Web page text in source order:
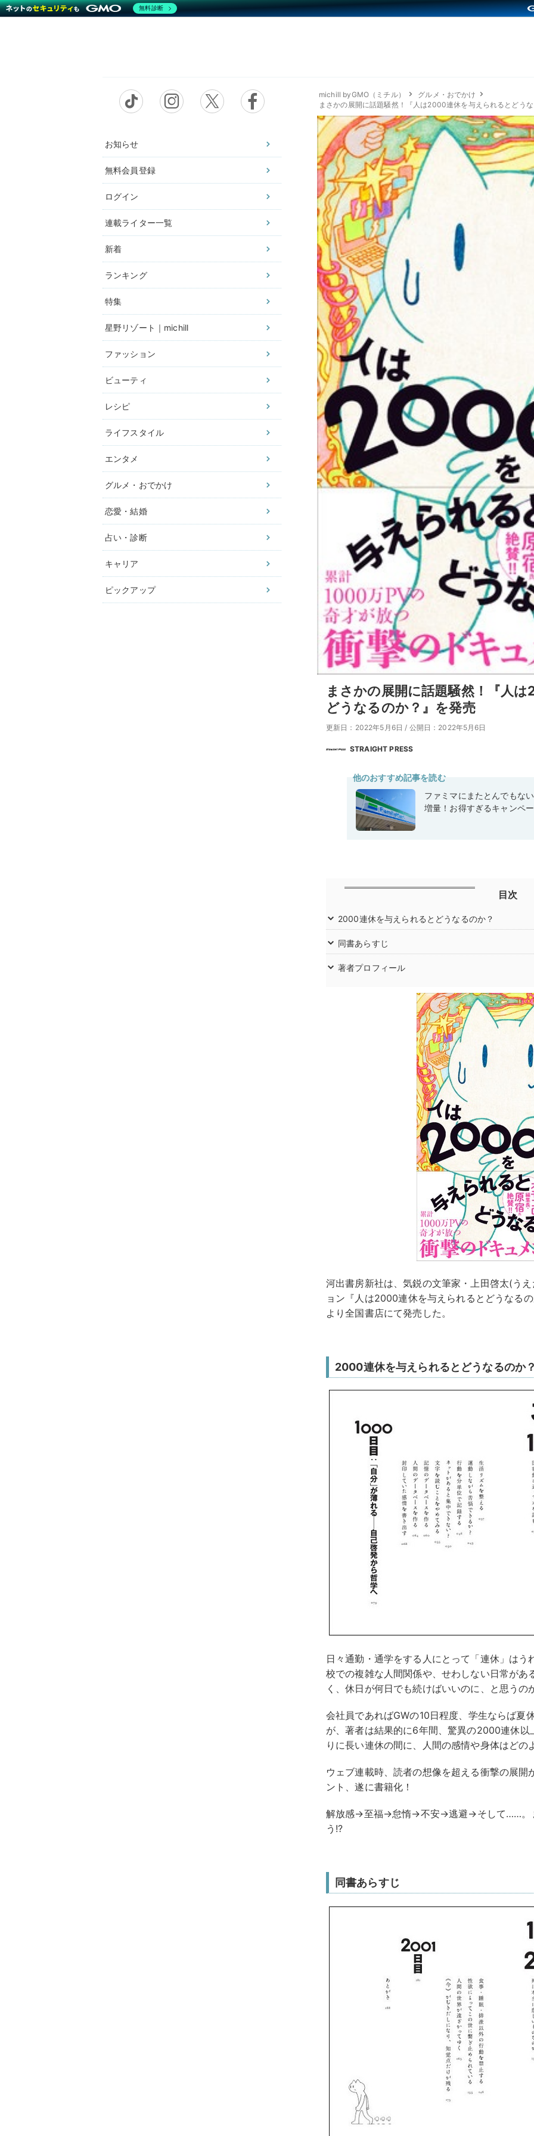
お知らせ
無料会員登録
ログイン
連載ライター一覧
新着
ランキング
特集
星野リゾート｜michill
ファッション
ビューティ
レシピ
ライフスタイル
エンタメ
グルメ・おでかけ
恋愛・結婚
占い・診断
キャリア
ピックアップ
michill byGMO（ミチル）
グルメ・おでかけ
まさかの展開に話題騒然！『人は2000連休を与えられるとどう
まさかの展開に話題騒然！『人
どうなるのか？』を発売
更新日：2022年5月6日 / 公開日：2022年5月6日
STRAIGHT PRESS
他のおすすめ記事を読む
ファミマにまたとんでもな
増量！お得すぎるキャンペ
目次
2000連休を与えられるとどうなるのか？
同書あらすじ
著者プロフィール
河出書房新社は、気鋭の文筆家・上田啓太(う
ョン『人は2000連休を与えられるとどうなる
より全国書店にて発売した。
2000連休を与えられるとどうなるのか
日々通勤・通学をする人にとって「連休」は
校での複雑な人間関係や、せわしない日常があ
く、休日が何日でも続けばいいのに、と思うの
会社員であればGWの10日程度、学生ならば夏
が、著者は結果的に6年間、驚異の2000連休
りに長い連休の間に、人間の感情や身体はどの
ウェブ連載時、読者の想像を超える衝撃の展
ント、遂に書籍化！
解放感→至福→怠惰→不安→逃避→そして……。
う!?
同書あらすじ
無料診断